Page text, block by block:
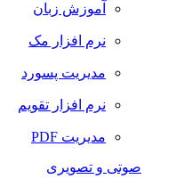
آموزش زبان
نرم افزار مک
مدیریت پسورد
نرم افزار تقویم
مدیریت PDF
صوتی و تصویری